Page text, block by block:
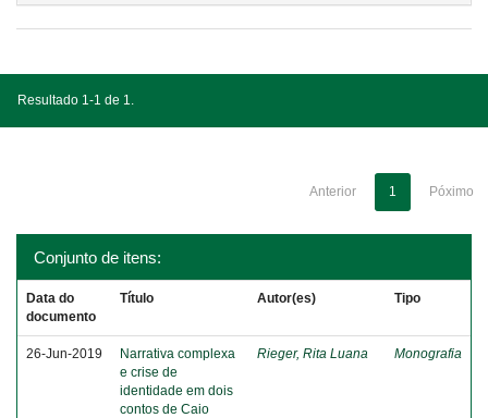
Resultado 1-1 de 1.
Anterior 1 Póximo
Conjunto de itens:
Data do
documento
Título Autor(es) Tipo
26-Jun-2019
Narrativa complexa
e crise de
identidade em dois
contos de Caio
Rieger, Rita Luana Monografia